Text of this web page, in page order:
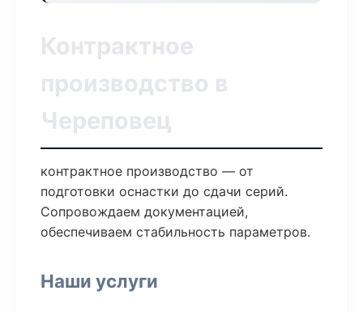
Контрактное
производство в
Череповец
контрактное производство — от
подготовки оснастки до сдачи серий.
Сопровождаем документацией,
обеспечиваем стабильность параметров.
Наши услуги